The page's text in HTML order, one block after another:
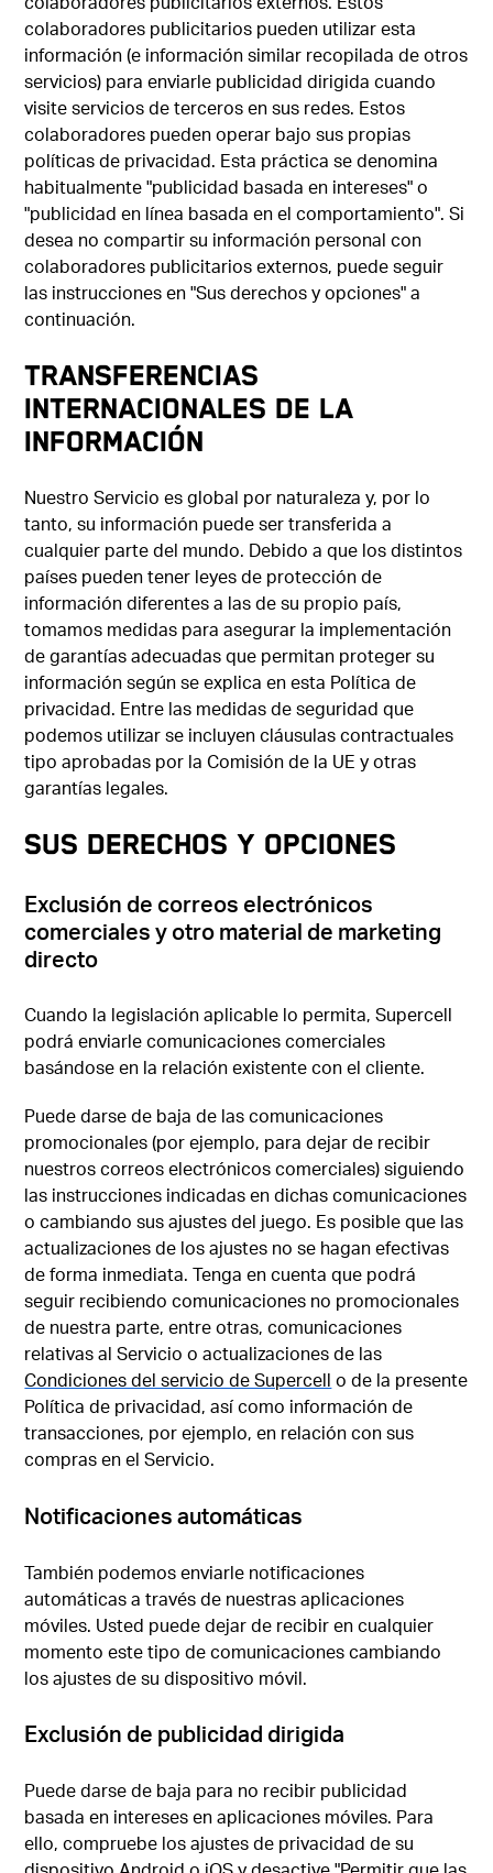
colaboradores publicitarios pueden utilizar esta
información (e información similar recopilada de otros
servicios) para enviarle publicidad dirigida cuando
visite servicios de terceros en sus redes. Estos
colaboradores pueden operar bajo sus propias
políticas de privacidad. Esta práctica se denomina
habitualmente "publicidad basada en intereses" o
"publicidad en línea basada en el comportamiento". Si
desea no compartir su información personal con
colaboradores publicitarios externos, puede seguir
las instrucciones en "Sus derechos y opciones" a
continuación.
TRANSFERENCIAS
INTERNACIONALES DE LA
INFORMACIÓN
Nuestro Servicio es global por naturaleza y, por lo
tanto, su información puede ser transferida a
cualquier parte del mundo. Debido a que los distintos
países pueden tener leyes de protección de
información diferentes a las de su propio país,
tomamos medidas para asegurar la implementación
de garantías adecuadas que permitan proteger su
información según se explica en esta Política de
privacidad. Entre las medidas de seguridad que
podemos utilizar se incluyen cláusulas contractuales
tipo aprobadas por la Comisión de la UE y otras
garantías legales.
SUS DERECHOS Y OPCIONES
Exclusión de correos electrónicos
comerciales y otro material de marketing
directo
Cuando la legislación aplicable lo permita, Supercell
podrá enviarle comunicaciones comerciales
basándose en la relación existente con el cliente.
Puede darse de baja de las comunicaciones
promocionales (por ejemplo, para dejar de recibir
nuestros correos electrónicos comerciales) siguiendo
las instrucciones indicadas en dichas comunicaciones
o cambiando sus ajustes del juego. Es posible que las
actualizaciones de los ajustes no se hagan efectivas
de forma inmediata. Tenga en cuenta que podrá
seguir recibiendo comunicaciones no promocionales
de nuestra parte, entre otras, comunicaciones
relativas al Servicio o actualizaciones de las
Condiciones del servicio de Supercell o de la presente
Política de privacidad, así como información de
transacciones, por ejemplo, en relación con sus
compras en el Servicio.
Notificaciones automáticas
También podemos enviarle notificaciones
automáticas a través de nuestras aplicaciones
móviles. Usted puede dejar de recibir en cualquier
momento este tipo de comunicaciones cambiando
los ajustes de su dispositivo móvil.
Exclusión de publicidad dirigida
Puede darse de baja para no recibir publicidad
basada en intereses en aplicaciones móviles. Para
ello, compruebe los ajustes de privacidad de su